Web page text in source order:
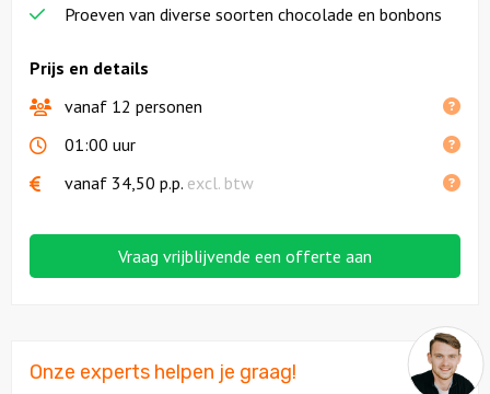
Prijs en details
vanaf 12 personen
01:00 uur
vanaf 34,50 p.p. excl. btw
Proeven van diverse soorten chocolade en bonbons
Vraag vrijblijvende een offerte aan
Onze experts helpen je graag!